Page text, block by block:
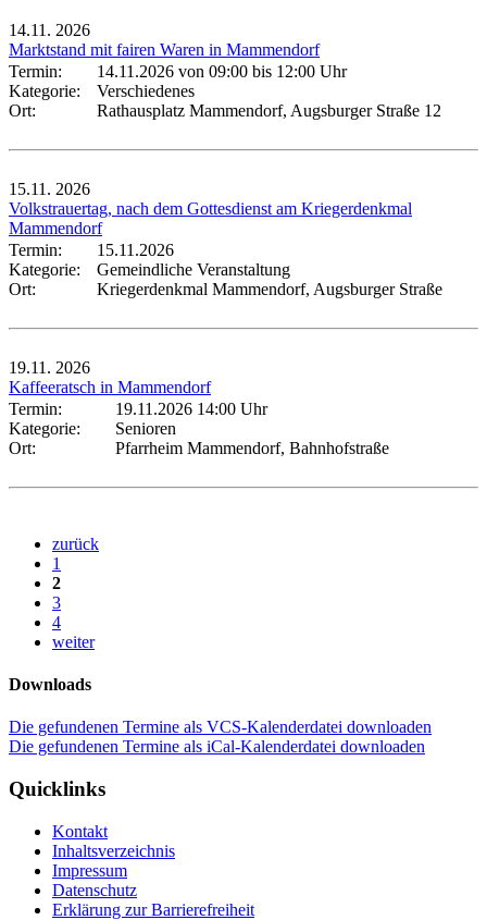
14.11. 2026
Marktstand mit fairen Waren in Mammendorf
Termin:
14.11.2026 von 09:00 bis 12:00 Uhr
Kategorie:
Verschiedenes
Ort:
Rathausplatz Mammendorf, Augsburger Straße 12
15.11. 2026
Volkstrauertag, nach dem Gottesdienst am Kriegerdenkmal
Mammendorf
Termin:
15.11.2026
Kategorie:
Gemeindliche Veranstaltung
Ort:
Kriegerdenkmal Mammendorf, Augsburger Straße
19.11. 2026
Kaffeeratsch in Mammendorf
Termin:
19.11.2026 14:00 Uhr
Kategorie:
Senioren
Ort:
Pfarrheim Mammendorf, Bahnhofstraße
zurück
1
2
3
4
weiter
Downloads
Die gefundenen Termine als VCS-Kalenderdatei downloaden
Die gefundenen Termine als iCal-Kalenderdatei downloaden
Quicklinks
Kontakt
Inhaltsverzeichnis
Impressum
Datenschutz
Erklärung zur Barrierefreiheit